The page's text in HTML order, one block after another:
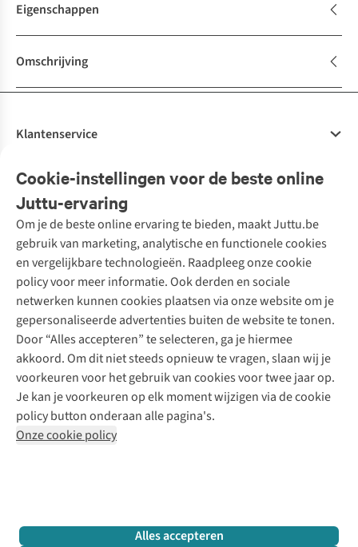
Eigenschappen
Omschrijving
Cookie-instellingen voor de beste online
Juttu-ervaring
Om je de beste online ervaring te bieden, maakt Juttu.be
gebruik van marketing, analytische en functionele cookies
en vergelijkbare technologieën. Raadpleeg onze cookie
policy voor meer informatie. Ook derden en sociale
netwerken kunnen cookies plaatsen via onze website om je
gepersonaliseerde advertenties buiten de website te tonen.
Door “Alles accepteren” te selecteren, ga je hiermee
akkoord. Om dit niet steeds opnieuw te vragen, slaan wij je
voorkeuren voor het gebruik van cookies voor twee jaar op.
Je kan je voorkeuren op elk moment wijzigen via de cookie
policy button onderaan alle pagina's.
Onze cookie policy
Alles accepteren
Klantenservice
Bestellen
Betalen
10% studentenkorting
Klarna - achteraf betalen
Levering
Retourneren
Bestelling herroepen
Garantie
Contact
Onze diensten
Tweedehands - ReJUsed
Kledingatelier
Personal shopping
Textielbox
Events / workshops
Juttu
Over ons
Juttu Friends
Inspiratie
Werken bij Juttu
Onze winkels
De wereld van Juttu
Verantwoord ondernemen
Toegankelijkheidsverklaring
Merken
Nathalie Vleeschouwer
Selected dames
HKLiving
Dickies
Sessùn
Strom
O My Bag
Revolution
Meld je aan voor de nieuwsbrief
Follow us
+32 (0)3 828 30 15 team@juttu.be